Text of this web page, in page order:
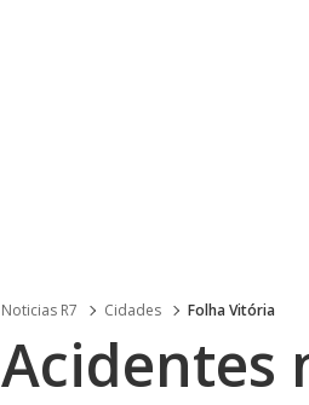
Noticias R7 Cidades Folha Vitória
Acidentes